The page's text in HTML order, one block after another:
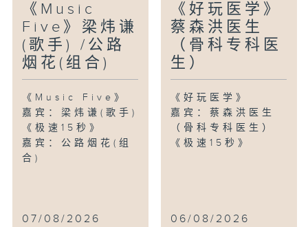
《Music
Five》梁炜谦
(歌手) /公路
烟花(组合)
《Music Five》
嘉宾：梁炜谦(歌手)
《极速15秒》
嘉宾：公路烟花(组
合)
07/08/2026
《好玩医学》
蔡森洪医生
（骨科专科医
生）
《好玩医学》
嘉宾：蔡森洪医生
（骨科专科医生）
《极速15秒》
06/08/2026